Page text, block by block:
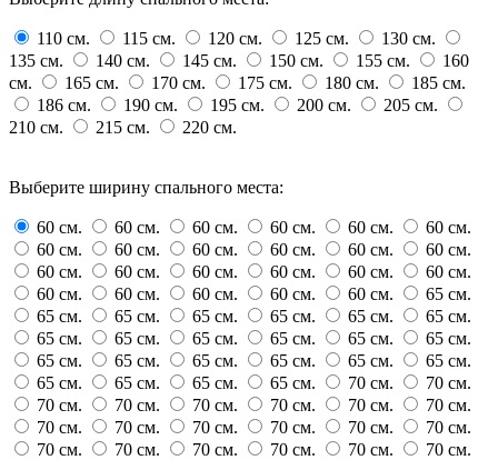
110 см. 115 см. 120 см. 125 см.
130 см.
135 см.
140 см. 145 см. 150 см. 155 см.
160
см.
165 см. 170 см. 175 см. 180 см.
185 см.
186 см.
190 см. 195 см. 200 см.
205 см.
210 см.
215 см. 220 см.
Выберите ширину спального места:
60 см. 60 см. 60 см. 60 см. 60 см.
60 см.
60 см.
60 см. 60 см. 60 см. 60 см.
60 см.
60 см.
60 см. 60 см. 60 см. 60 см.
60 см.
60 см.
60 см. 60 см. 60 см. 60 см.
65 см.
65 см.
65 см. 65 см. 65 см. 65 см.
65 см.
65 см.
65 см. 65 см. 65 см. 65 см.
65 см.
65 см.
65 см. 65 см. 65 см. 65 см.
65 см.
65 см.
65 см. 65 см. 65 см. 70 см.
70 см.
70 см.
70 см. 70 см. 70 см. 70 см.
70 см.
70 см.
70 см. 70 см. 70 см. 70 см.
70 см.
70 см.
70 см. 70 см. 70 см. 70 см.
70 см.